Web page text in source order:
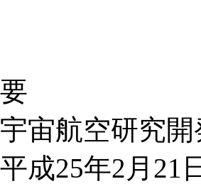
宙航空研究
成25年2月